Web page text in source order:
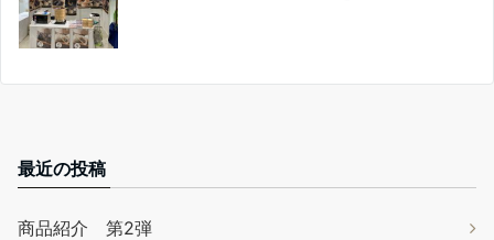
最近の投稿
商品紹介 第2弾